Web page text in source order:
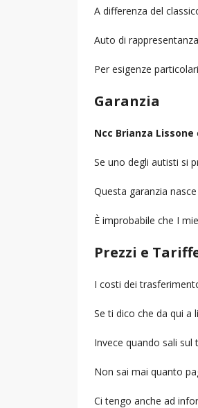
A differenza del
Auto di
Per esigenze
Garanzia
Ncc Brianza Lissone
Se uno degli autisti si
Questa garanzia
È improbabile che I
Prezzi e
I costi dei
Se ti dico che da qui
Invece quando sali
Non sai mai quanto
Ci tengo anche ad